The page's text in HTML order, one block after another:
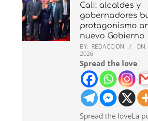
Cali: alcaldes y
gobernadores
protagonismo
nuevo Gobierno
BY: REDACCION ON:
2026
Spread the love
Spread the loveLa